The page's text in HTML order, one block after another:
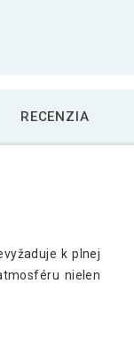
RECENZIA
k plnej
nielen